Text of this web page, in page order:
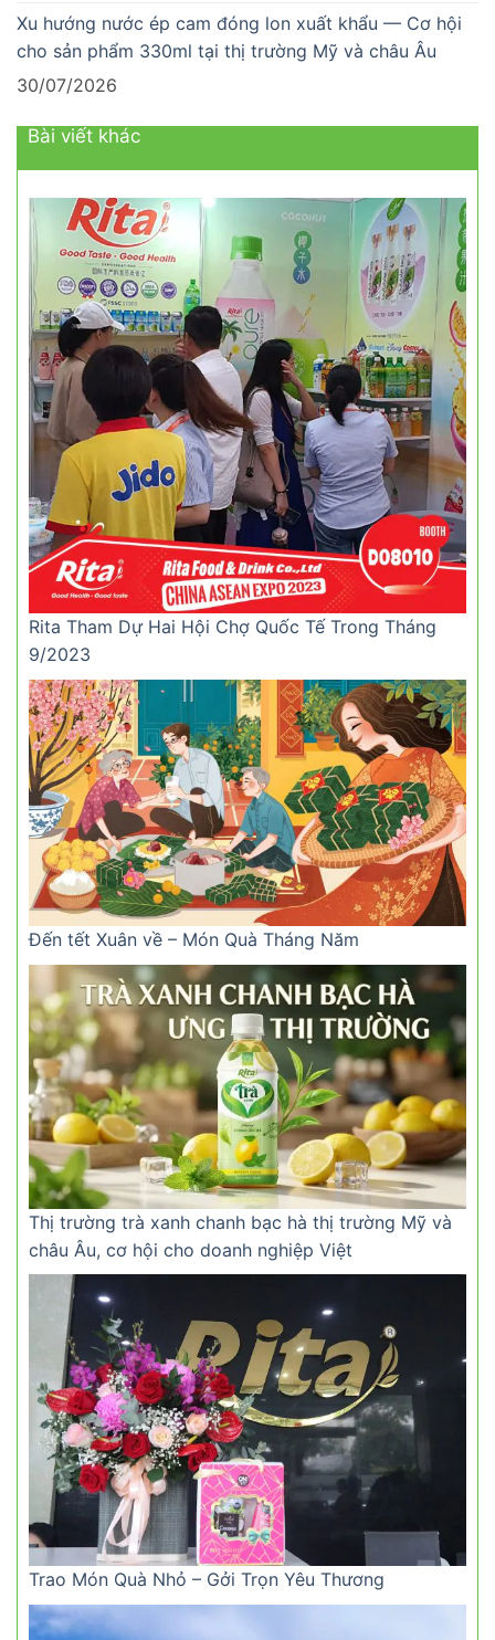
Xu hướng nước ép cam đóng lon xuất khẩu — Cơ hội
cho sản phẩm 330ml tại thị trường Mỹ và châu Âu
30/07/2026
Bài viết khác
Rita Tham Dự Hai Hội Chợ Quốc Tế Trong Tháng
9/2023
Đến tết Xuân về – Món Quà Tháng Năm
Thị trường trà xanh chanh bạc hà thị trường Mỹ và
châu Âu, cơ hội cho doanh nghiệp Việt
Trao Món Quà Nhỏ – Gởi Trọn Yêu Thương